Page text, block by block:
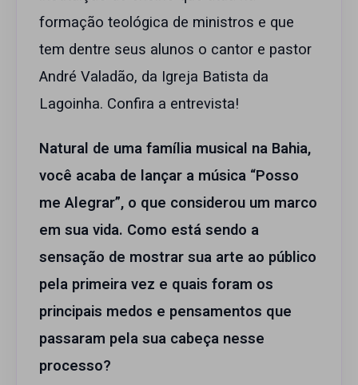
formação teológica de ministros e que
tem dentre seus alunos o cantor e pastor
André Valadão, da Igreja Batista da
Lagoinha. Confira a entrevista!
Natural de uma família musical na Bahia,
você acaba de lançar a música “Posso
me Alegrar”, o que considerou um marco
em sua vida. Como está sendo a
sensação de mostrar sua arte ao público
pela primeira vez e quais foram os
principais medos e pensamentos que
passaram pela sua cabeça nesse
processo?